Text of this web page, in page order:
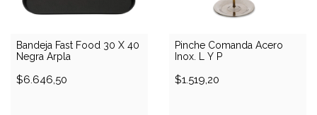
Bandeja Fast Food 30 X 40
Negra Arpla
$6.646,50
Pinche Comanda Acero
Inox. L Y P
$1.519,20